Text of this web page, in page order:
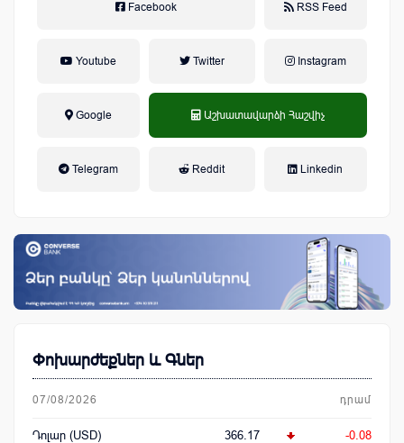
Facebook RSS Feed
Youtube Twitter Instagram
Google Աշխատավարձի Հաշվիչ
Telegram Reddit Linkedin
Փոխարժեքներ և Գներ
07/08/2026 դրամ
Դոլար (USD) 366.17 -0.08